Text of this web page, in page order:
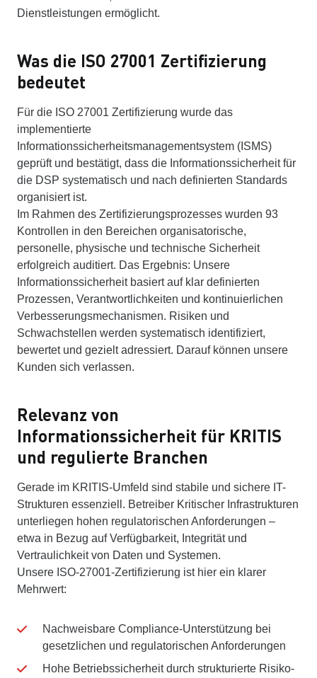
Dienstleistungen ermöglicht.
Was die ISO 27001 Zertifizierung
bedeutet
Für die ISO 27001 Zertifizierung wurde das
implementierte
Informationssicherheitsmanagementsystem (ISMS)
geprüft und bestätigt, dass die Informationssicherheit für
die DSP systematisch und nach definierten Standards
organisiert ist.
Im Rahmen des Zertifizierungsprozesses wurden 93
Kontrollen in den Bereichen organisatorische,
personelle, physische und technische Sicherheit
erfolgreich auditiert. Das Ergebnis: Unsere
Informationssicherheit basiert auf klar definierten
Prozessen, Verantwortlichkeiten und kontinuierlichen
Verbesserungsmechanismen. Risiken und
Schwachstellen werden systematisch identifiziert,
bewertet und gezielt adressiert. Darauf können unsere
Kunden sich verlassen.
Relevanz von
Informationssicherheit für KRITIS
und regulierte Branchen
Gerade im KRITIS-Umfeld sind stabile und sichere IT-
Strukturen essenziell. Betreiber Kritischer Infrastrukturen
unterliegen hohen regulatorischen Anforderungen –
etwa in Bezug auf Verfügbarkeit, Integrität und
Vertraulichkeit von Daten und Systemen.
Unsere ISO-27001-Zertifizierung ist hier ein klarer
Mehrwert:
Nachweisbare Compliance-Unterstützung bei
gesetzlichen und regulatorischen Anforderungen
Hohe Betriebssicherheit durch strukturierte Risiko-